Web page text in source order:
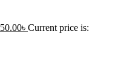
50.00৳ Current price is: